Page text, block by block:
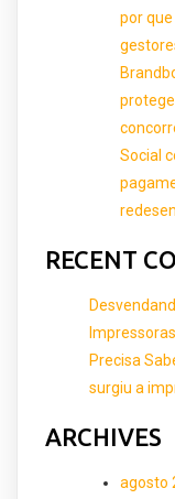
por
Social
RECENT
Precisa
surgiu a
ARCHIVES
agosto